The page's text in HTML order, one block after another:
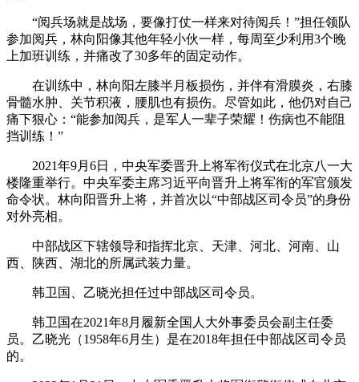
“阅兵场就是战场，要像打仗一样来对待阅兵！”担任领队
参加阅兵，林向阳像其他年轻小伙一样，每周至少利用3个晚
上加班训练，并痛改了30多年的固定动作。
在训练中，林向阳左膝半月板损伤，并伴有滑膜炎，右膝
骨髓水肿、关节积液，腰肌也有损伤。尽管如此，他仍对自己
痛下狠心：“能参加阅兵，是军人一辈子荣耀！伤病也不能阻
挡训练！”
2021年9月6日，中央军委晋升上将军衔仪式在北京八一大
楼隆重举行。中央军委主席习近平向晋升上将军衔的军官颁发
命令状。林向阳晋升上将，并首次以“中部战区司令员”的身份
对外亮相。
中部战区下辖领导和指挥北京、天津、河北、河南、山
西、陕西、湖北的所属武装力量。
韩卫国、乙晓光担任过中部战区司令员。
韩卫国在2021年8月履新全国人大外事委员会副主任委
员。乙晓光（1958年6月生）是在2018年担任中部战区司令员
的。